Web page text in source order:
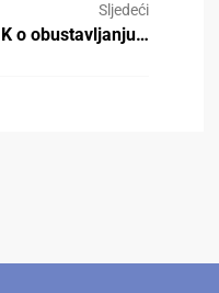
Sljedeći
o obustavljanju…